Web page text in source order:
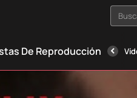
De Reproducción